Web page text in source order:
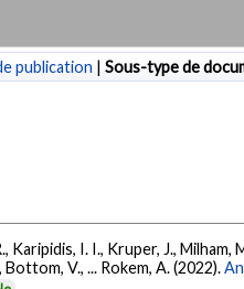
publication | Sous-type de
I. I., Kruper, J., Milham,
Bottom, V., ... Rokem, A. (2022).